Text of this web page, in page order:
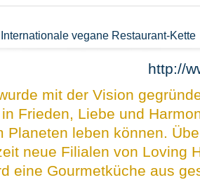
vegane Restaurant-Kette
http://
mit der Vision
Frieden, Liebe und
Planeten leben können.
neue Filialen von Loving
eine Gourmetküche aus